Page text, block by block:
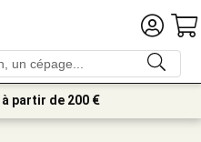
partir de 200 €